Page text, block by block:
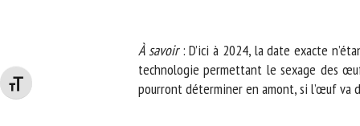
Changer la taille de la police
À savoir: D’ici à 2024, la date exacte
technologie permettant le sexage des
pourront déterminer en amont, si l’œuf va